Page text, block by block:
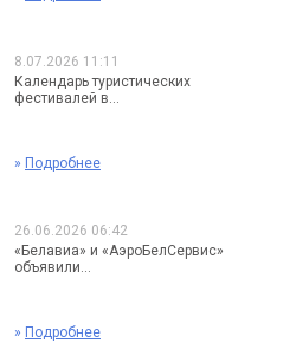
8.07.2026 11:11
Календарь туристических
фестивалей в...
» Подробнее
26.06.2026 06:42
«Белавиа» и «АэроБелСервис»
объявили...
» Подробнее